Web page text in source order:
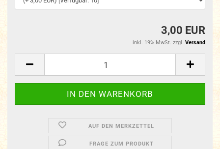
3,00 EUR
inkl. 19% MwSt. zzgl. Versand
AUF DEN MERKZETTEL
FRAGE ZUM PRODUKT